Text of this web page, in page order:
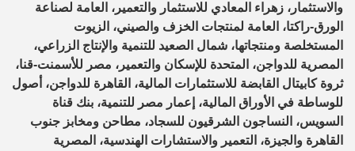
والاستثمار، زهراء المعادي للاستثمار والتعمير، العامة لصناعة
الورق-راكتا، العامة لمنتجات الخزف والصيني، الزيوت
المستخلصة ومنتجاتها، شمال الصعيد للتنمية والإنتاج الزراعي،
المصرية للدواجن، المتحدة للإسكان والتعمير، مصر للأسمنت-قنا،
ثروة كابيتال القابضة للاستثمارات المالية، القاهرة للدواجن، أصول
للوساطة في الأوراق المالية، إعمار مصر للتنمية، بنك قناة
السويس، النساجون الشرقيون للسجاد، مطاحن ومخابز جنوب
القاهرة والجيزة، التعمير والاستشارات الهندسية، المصرية